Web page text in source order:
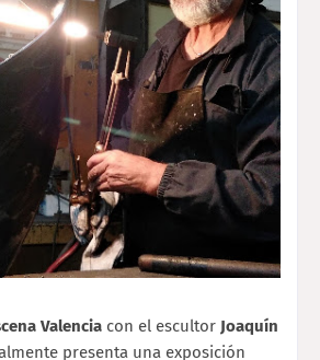
Valencia con el escultor Joaquín
presenta una exposición